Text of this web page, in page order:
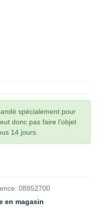
spécialement pour
donc pas faire l’objet
14 jours.
08852700
en magasin